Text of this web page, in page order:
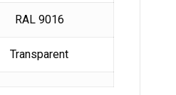
RAL 9016
Transparent